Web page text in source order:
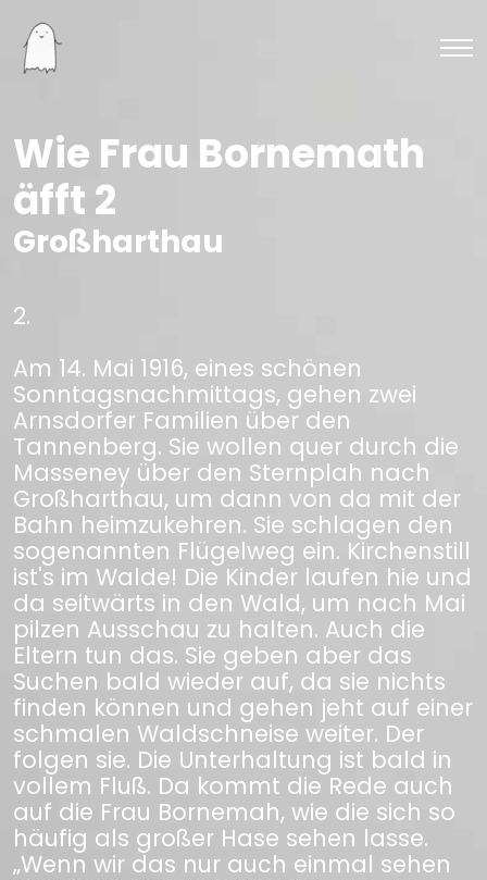
Wie Frau Bornemath
äfft 2
Großharthau
2.
Am 14. Mai 1916, eines schönen
Sonntagsnachmittags, gehen zwei
Arnsdorfer Familien über den
Tannenberg. Sie wollen quer durch die
Masseney über den Sternplah nach
Großharthau, um dann von da mit der
Bahn heimzukehren. Sie schlagen den
sogenannten Flügelweg ein. Kirchenstill
ist's im Walde! Die Kinder laufen hie und
da seitwärts in den Wald, um nach Mai
pilzen Ausschau zu halten. Auch die
Eltern tun das. Sie geben aber das
Suchen bald wieder auf, da sie nichts
finden können und gehen jeht auf einer
schmalen Waldschneise weiter. Der
folgen sie. Die Unterhaltung ist bald in
vollem Fluß. Da kommt die Rede auch
auf die Frau Bornemah, wie die sich so
häufig als großer Hase sehen lasse.
„Wenn wir das nur auch einmal sehen